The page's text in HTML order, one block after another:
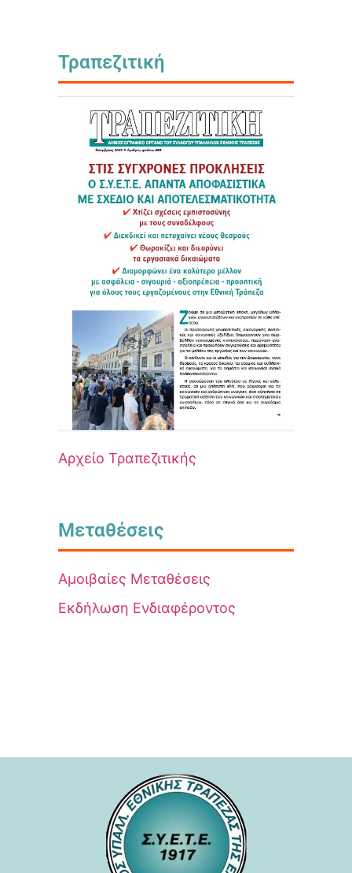
Τραπεζιτική
Αρχείο Τραπεζιτικής
Μεταθέσεις
Αμοιβαίες Μεταθέσεις
Εκδήλωση Ενδιαφέροντος